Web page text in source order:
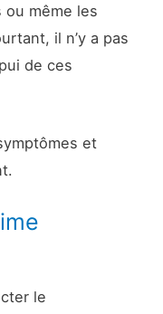
même les
il n’y a pas
de ces
et
le